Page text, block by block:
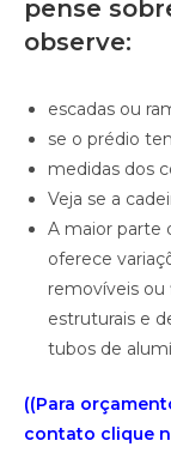
pense
observe:
escadas ou
se o prédio
medidas dos
Veja se a
A maior parte
oferece
removíveis
estruturais e
tubos de
((Para
contato clique